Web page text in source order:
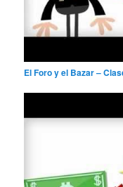
El Foro y el Bazar –